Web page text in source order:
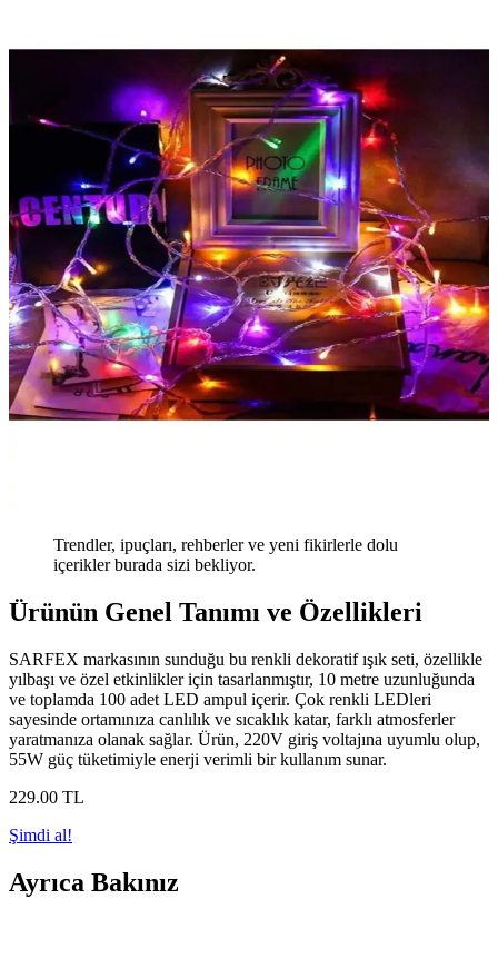
Trendler, ipuçları, rehberler ve yeni fikirlerle dolu
içerikler burada sizi bekliyor.
Ürünün Genel Tanımı ve Özellikleri
SARFEX markasının sunduğu bu renkli dekoratif ışık seti, özellikle
yılbaşı ve özel etkinlikler için tasarlanmıştır, 10 metre uzunluğunda
ve toplamda 100 adet LED ampul içerir. Çok renkli LEDleri
sayesinde ortamınıza canlılık ve sıcaklık katar, farklı atmosferler
yaratmanıza olanak sağlar. Ürün, 220V giriş voltajına uyumlu olup,
55W güç tüketimiyle enerji verimli bir kullanım sunar.
229.00 TL
Şimdi al!
Ayrıca Bakınız